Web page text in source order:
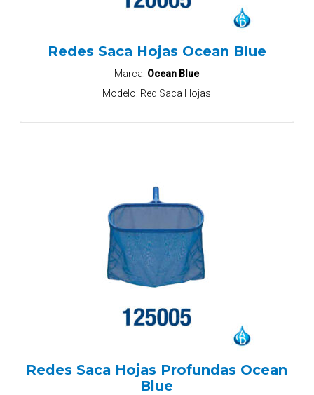
Redes Saca Hojas Ocean Blue
Marca: Ocean Blue
Modelo: Red Saca Hojas
Redes Saca Hojas Profundas Ocean
Blue